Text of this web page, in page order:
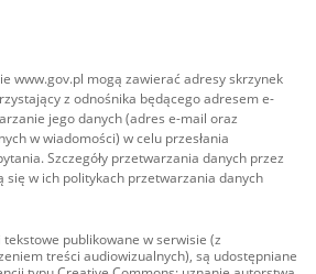
www.gov.pl mogą zawierać adresy skrzynek
z odnośnika będącego adresem e-
jego danych (adres e-mail oraz
w wiadomości) w celu przesłania
Szczegóły przetwarzania danych przez
się w ich politykach przetwarzania danych
tekstowe publikowane w serwisie (z
treści audiowizualnych), są udostępniane